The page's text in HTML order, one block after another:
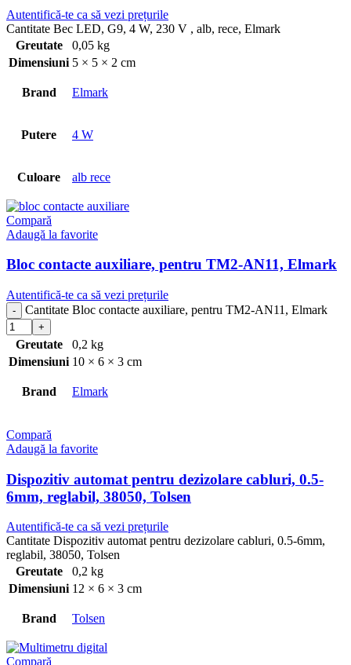
Autentifică-te ca să vezi prețurile
Cantitate Bec LED, G9, 4 W, 230 V , alb, rece, Elmark
Greutate
0,05 kg
Dimensiuni 5 × 5 × 2 cm
Brand Elmark
Putere 4 W
Culoare alb rece
Compară
Adaugă la favorite
Bloc contacte auxiliare, pentru TM2-AN11, Elmark
Autentifică-te ca să vezi prețurile
Cantitate Bloc contacte auxiliare, pentru TM2-AN11, Elmark
Greutate
0,2 kg
Dimensiuni 10 × 6 × 3 cm
Brand Elmark
Compară
Adaugă la favorite
Dispozitiv automat pentru dezizolare cabluri, 0.5-
6mm, reglabil, 38050, Tolsen
Autentifică-te ca să vezi prețurile
Cantitate Dispozitiv automat pentru dezizolare cabluri, 0.5-6mm,
reglabil, 38050, Tolsen
Greutate
0,2 kg
Dimensiuni 12 × 6 × 3 cm
Brand Tolsen
Compară